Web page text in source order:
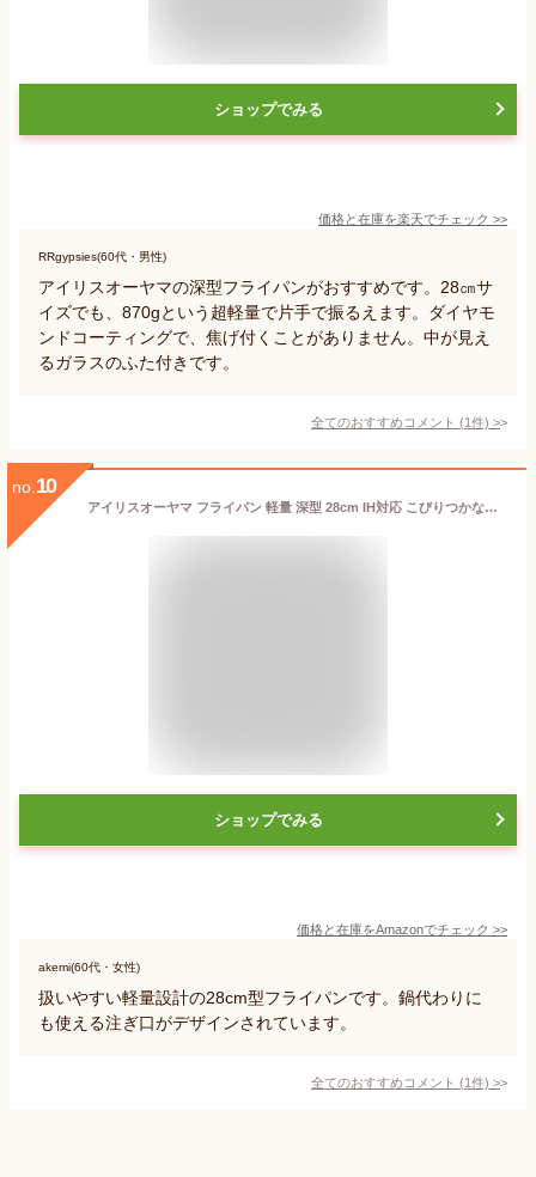
ショップでみる
価格と在庫を楽天でチェック >>
RRgypsies(60代・男性)
アイリスオーヤマの深型フライパンがおすすめです。28㎝サ
イズでも、870gという超軽量で片手で振るえます。ダイヤモ
ンドコーティングで、焦げ付くことがありません。中が見え
るガラスのふた付きです。
全てのおすすめコメント (1件) >
no. 10
アイリスオーヤマ フライパン 軽量 深型 28cm IH対応 こびりつかないダイヤモンドコート 片手でラクに持てる 注ぎ口付きで注ぎやすい IVL-D28
ショップでみる
価格と在庫をAmazonでチェック >>
akemi(60代・女性)
扱いやすい軽量設計の28cm型フライパンです。鍋代わりに
も使える注ぎ口がデザインされています。
全てのおすすめコメント (1件) >